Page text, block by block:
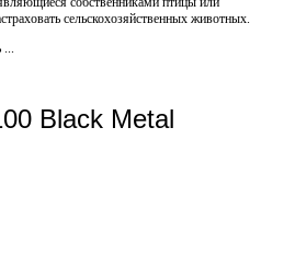
сельскохозяйственных животных.
Black Metal